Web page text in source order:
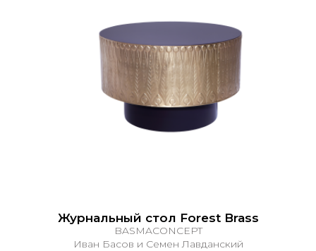
Журнальный стол Forest Brass
BASMACONCEPT
Иван Басов и Семен Лавданский